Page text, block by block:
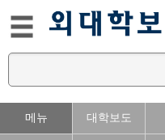
메뉴 대학보도